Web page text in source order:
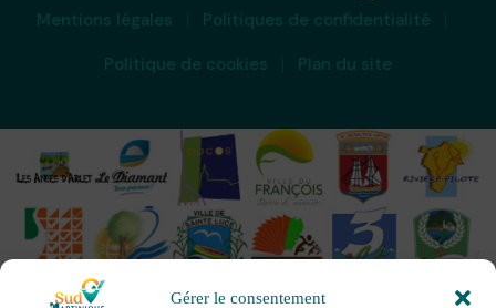
Gérer le consentement
Mentions légales
Politiques de confidentialité
Politique de cookies
Plan du site